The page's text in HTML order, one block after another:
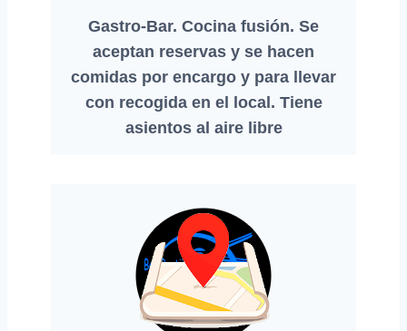
Gastro-Bar. Cocina fusión. Se
aceptan reservas y se hacen
comidas por encargo y para llevar
con recogida en el local. Tiene
asientos al aire libre